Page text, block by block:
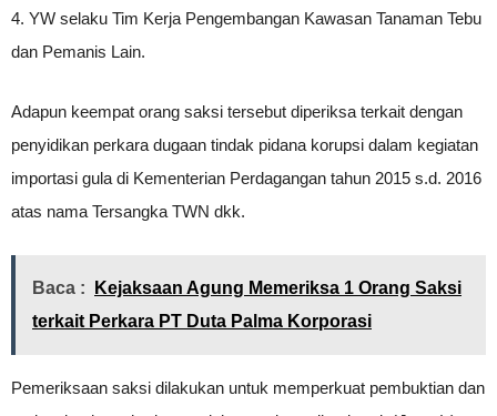
4. YW selaku Tim Kerja Pengembangan Kawasan Tanaman Tebu
dan Pemanis Lain.
Adapun keempat orang saksi tersebut diperiksa terkait dengan
penyidikan perkara dugaan tindak pidana korupsi dalam kegiatan
importasi gula di Kementerian Perdagangan tahun 2015 s.d. 2016
atas nama Tersangka TWN dkk.
Baca :
Kejaksaan Agung Memeriksa 1 Orang Saksi
terkait Perkara PT Duta Palma Korporasi
Pemeriksaan saksi dilakukan untuk memperkuat pembuktian dan